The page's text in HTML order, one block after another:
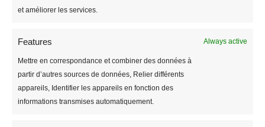
et améliorer les services.
Features Always active
Mettre en correspondance et combiner des données à
partir d’autres sources de données, Relier différents
appareils, Identifier les appareils en fonction des
informations transmises automatiquement.
centaines de logements, le procédé Ecobulles
d’entretien. Les coûts et les cycles de
maintenance sont largement diminués (douches,
W.C., lavabos, …).